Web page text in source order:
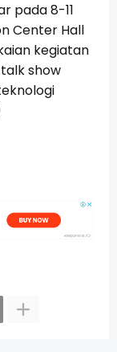
pada 8-11
Center Hall
kegiatan
show